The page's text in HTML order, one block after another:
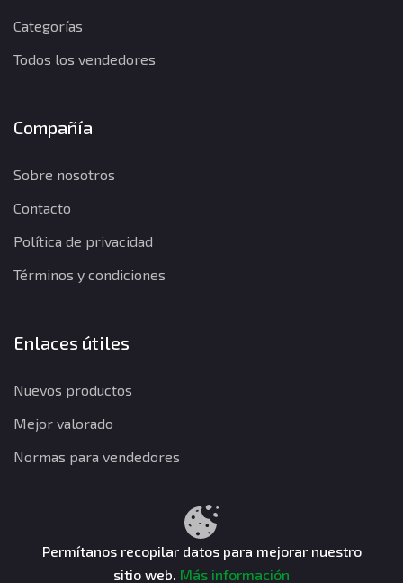
Categorías
Todos los vendedores
Compañía
Sobre nosotros
Contacto
Política de privacidad
Términos y condiciones
Enlaces útiles
Nuevos productos
Mejor valorado
Normas para vendedores
Términos y condiciones
CuentasGO © 2026. Todos los derechos reservados.
Permítanos recopilar datos para mejorar nuestro
sitio web. Más información